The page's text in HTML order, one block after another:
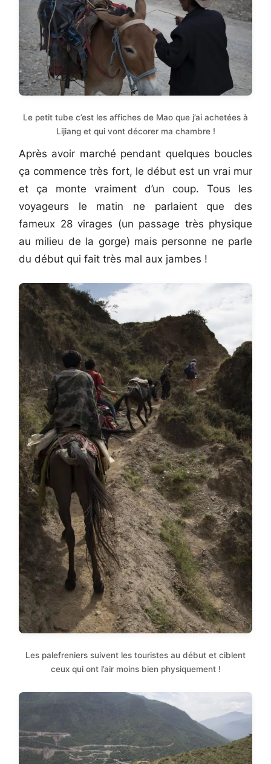
Le petit tube c’est les affiches de Mao que j’ai achetées à
Lijiang et qui vont décorer ma chambre !
Après avoir marché pendant quelques boucles
ça commence très fort, le début est un vrai mur
et ça monte vraiment d’un coup. Tous les
voyageurs le matin ne parlaient que des
fameux 28 virages (un passage très physique
au milieu de la gorge) mais personne ne parle
du début qui fait très mal aux jambes !
Les palefreniers suivent les touristes au début et ciblent
ceux qui ont l’air moins bien physiquement !